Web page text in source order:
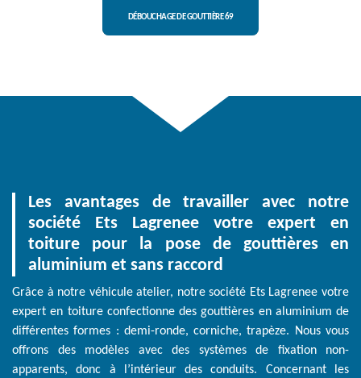
DÉBOUCHAGE DE GOUTTIÈRE 69
Les avantages de travailler avec notre
société Ets Lagrenee votre expert en
toiture pour la pose de gouttières en
aluminium et sans raccord
Grâce à notre véhicule atelier, notre société Ets Lagrenee votre
expert en toiture confectionne des gouttières en aluminium de
différentes formes : demi-ronde, corniche, trapèze. Nous vous
offrons des modèles avec des systèmes de fixation non-
apparents, donc à l’intérieur des conduits. Concernant les